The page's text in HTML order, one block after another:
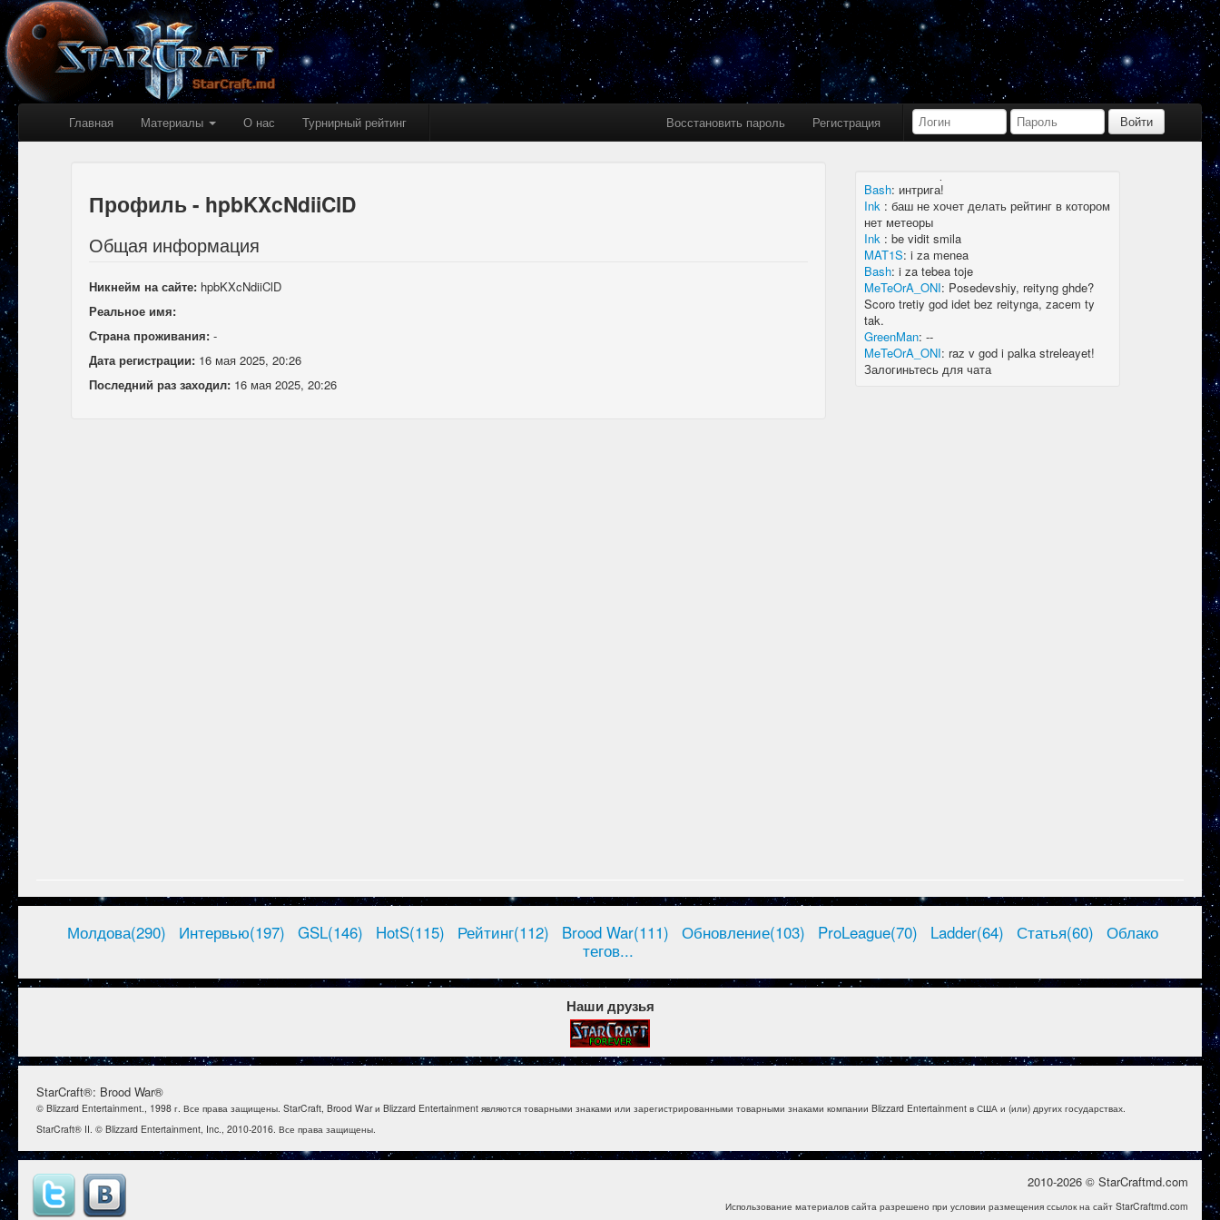
Главная Материалы О нас Турнирный рейтинг Восстановить пароль Регистрация
Профиль - hpbKXcNdiiClD
Общая информация
Никнейм на сайте:hpbKXcNdiiClD
Реальное имя:
Страна проживания:-
Дата регистрации:16 мая 2025, 20:26
Последний раз заходил:16 мая 2025, 20:26
Bash : limboid, заходил бы в Дискорд не
пропустил бы.
Ink
limboid, сейчас как бы всё сообщество
в дискорде, там всегда инфа самая
актуальная
k7.Gladiator : yoyo
Ink:yoyo
MAT1S
гладиатор = бв нагибатор?
Ink:на 20 лей игратор
Bash: интрига!
Ink :баш не хочет делать рейтинг в котором
нет метеоры
Ink :be vidit smila
MAT1S:i za menea
Bash:i za tebea toje
MeTeOrA_ONI: Posedevshiy, reityng ghde?
Scoro tretiy god idet bez reitynga, zacem ty
tak.
GreenMan:--
MeTeOrA_ONI: raz v god i palka streleayet!
Залогиньтесь для чата
Молдова(290) Интервью(197) GSL(146) HotS(115) Рейтинг(112) Brood War(111) Обновление(103) ProLeague(70) Ladder(64) Статья(60)
Облако
тегов...
Наши друзья
StarCraft®: Brood War®
© Blizzard Entertainment., 1998 г. Все права защищены. StarCraft, Brood War и Blizzard Entertainment являются товарными знаками или зарегистрированными товарными знаками компании Blizzard Entertainment в США и (или) других государствах.
StarCraft® II. © Blizzard Entertainment, Inc., 2010-2016. Все права защищены.
2010-2026 © StarCraftmd.com
Использование материалов сайта разрешено при условии размещения ссылок на сайт StarCraftmd.com